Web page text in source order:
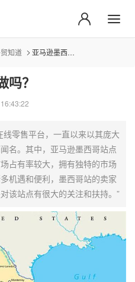
知道 亚马逊墨西哥站点好做吗？
？
零售平台，一直以来以其庞大
名。其中，亚马逊墨西哥站点
占有率较大，拥有独特的市场
机遇和便利，墨西哥站的卖家
该站点有很大的关注和扶持。”